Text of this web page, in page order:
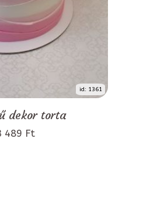
id: 1361
dekor torta
489 Ft